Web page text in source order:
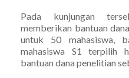
Pada kunjungan
memberikan bantuan
untuk 50 mahasiswa,
mahasiswa S1 terpilih
bantuan dana penelitian